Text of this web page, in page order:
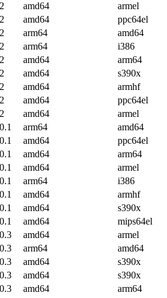
amd64
armel
amd64
ppc64el
arm64
amd64
arm64
i386
amd64
arm64
amd64
s390x
amd64
armhf
amd64
ppc64el
amd64
armel
arm64
amd64
amd64
ppc64el
amd64
arm64
amd64
armel
arm64
i386
amd64
armhf
amd64
s390x
amd64
mips64el
amd64
armel
arm64
amd64
amd64
s390x
amd64
s390x
amd64
arm64